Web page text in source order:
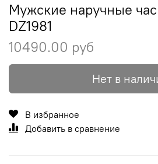
Мужские наручные
DZ1981
10490.00 руб
Нет в
В избранное
Добавить в сравнение